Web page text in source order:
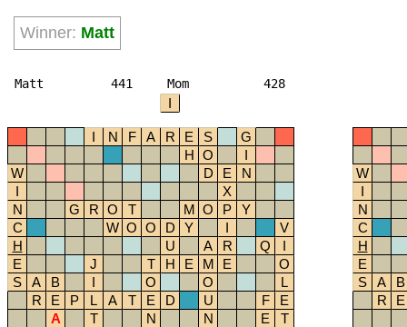
Winner: Matt
Matt 441 Mom 428
I
I N F A R E S
G
H O
I
W
D E
N
I
X
N
G R O T M O P
Y
C
W O O D Y I
V
H
U A R Q
I
E
J T H E M E
O
S
A B I O O
L
R
E P L A T E D U F
E
A
T N N E
T
W
I
N
C
H
E
S
A
B
R
E